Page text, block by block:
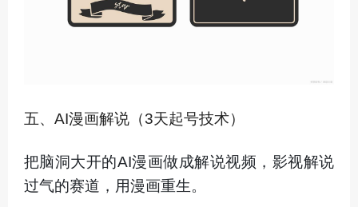
五、AI漫画解说（3天起号技术）
把脑洞大开的AI漫画做成解说视频，影视解说
过气的赛道，用漫画重生。